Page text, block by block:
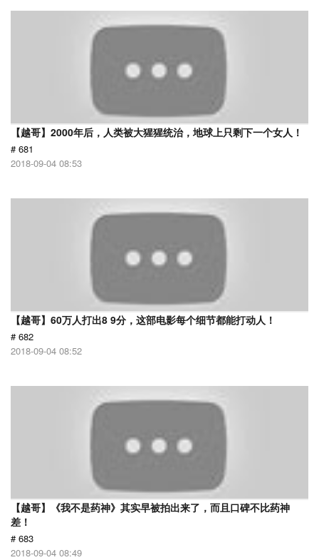
【越哥】2000年后，人类被大猩猩统治，地球上只剩下一个女人！
# 681
2018-09-04 08:53
【越哥】60万人打出8 9分，这部电影每个细节都能打动人！
# 682
2018-09-04 08:52
【越哥】《我不是药神》其实早被拍出来了，而且口碑不比药神
差！
# 683
2018-09-04 08:49